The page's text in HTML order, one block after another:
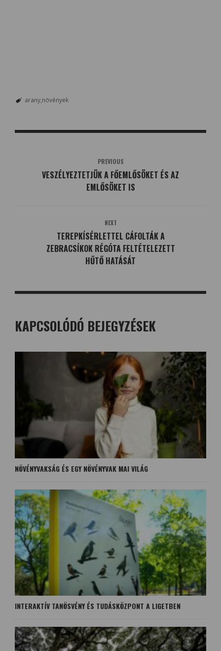
arany növények
PREVIOUS
VESZÉLYEZTETJÜK A FŐEMLŐSÖKET ÉS AZ
EMLŐSÖKET IS
NEXT
TEREPKÍSÉRLETTEL CÁFOLTÁK A
ZEBRACSÍKOK RÉGÓTA FELTÉTELEZETT
HŰTŐ HATÁSÁT
KAPCSOLÓDÓ BEJEGYZÉSEK
NÖVÉNYVAKSÁG ÉS EGY NÖVÉNYVAK MAI VILÁG
INTERAKTÍV TANÖSVÉNY ÉS TUDÁSKÖZPONT A LIGETBEN